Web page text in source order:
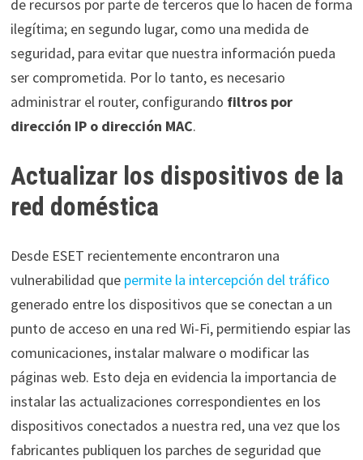
de recursos por parte de terceros que lo hacen de forma
ilegítima; en segundo lugar, como una medida de
seguridad, para evitar que nuestra información pueda
ser comprometida. Por lo tanto, es necesario
administrar el router, configurando filtros por
dirección IP o dirección MAC.
Actualizar los dispositivos de la
red doméstica
Desde ESET recientemente encontraron una
vulnerabilidad que permite la intercepción del tráfico
generado entre los dispositivos que se conectan a un
punto de acceso en una red Wi-Fi, permitiendo espiar las
comunicaciones, instalar malware o modificar las
páginas web. Esto deja en evidencia la importancia de
instalar las actualizaciones correspondientes en los
dispositivos conectados a nuestra red, una vez que los
fabricantes publiquen los parches de seguridad que